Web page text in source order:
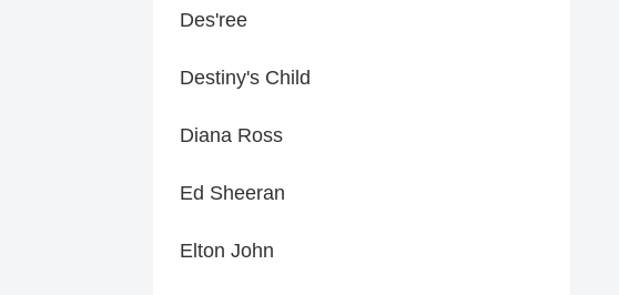
Des'ree
Destiny's Child
Diana Ross
Ed Sheeran
Elton John